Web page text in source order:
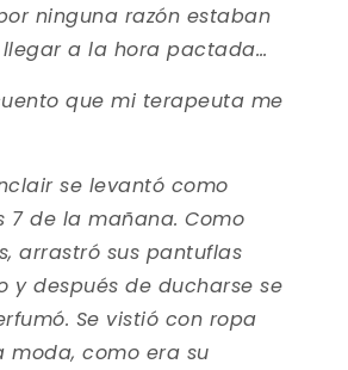
ninguna razón estaban
a la hora pactada…
que mi terapeuta me
se levantó como
7 de la mañana. Como
arrastró sus pantuflas
y después de ducharse se
Se vistió con ropa
moda, como era su